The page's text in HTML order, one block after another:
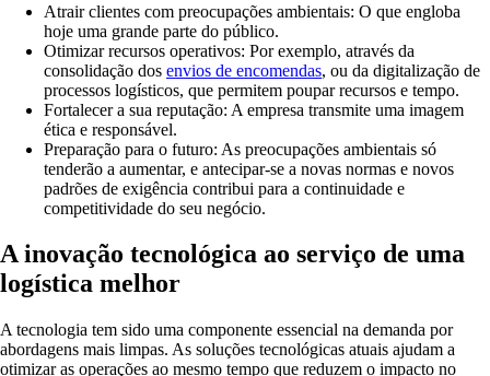
Atrair clientes com preocupações ambientais: O que engloba
hoje uma grande parte do público.
Otimizar recursos operativos: Por exemplo, através da
consolidação dos envios de encomendas, ou da digitalização de
processos logísticos, que permitem poupar recursos e tempo.
Fortalecer a sua reputação: A empresa transmite uma imagem
ética e responsável.
Preparação para o futuro: As preocupações ambientais só
tenderão a aumentar, e antecipar-se a novas normas e novos
padrões de exigência contribui para a continuidade e
competitividade do seu negócio.
A inovação tecnológica ao serviço de uma
logística melhor
A tecnologia tem sido uma componente essencial na demanda por
abordagens mais limpas. As soluções tecnológicas atuais ajudam a
otimizar as operações ao mesmo tempo que reduzem o impacto no